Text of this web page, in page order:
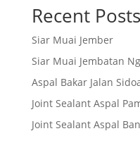
Recent Posts
Siar Muai Jember
Siar Muai Jembatan
Aspal Bakar Jalan
Joint Sealant Aspal
Joint Sealant Aspal